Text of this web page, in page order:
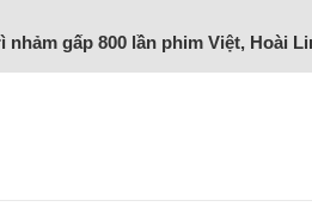
gấp 800 lần phim Việt, Hoài